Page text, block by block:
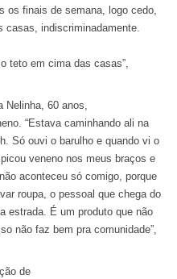
os finais de semana, logo cedo,
casas, indiscriminadamente.
teto em cima das casas”,
Nelinha, 60 anos,
“Estava caminhando ali na
Só ouvi o barulho e quando vi o
veneno nos meus braços e
aconteceu só comigo, porque
roupa, o pessoal que chega do
estrada. É um produto que não
não faz bem pra comunidade”,
de